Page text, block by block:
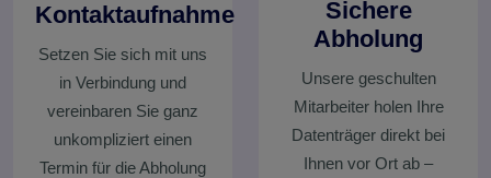
Kontaktaufnahme
Setzen Sie sich mit uns
in Verbindung und
vereinbaren Sie ganz
unkompliziert einen
Termin für die Abholung
Sichere
Abholung
Unsere geschulten
Mitarbeiter holen Ihre
Datenträger direkt bei
Ihnen vor Ort ab –